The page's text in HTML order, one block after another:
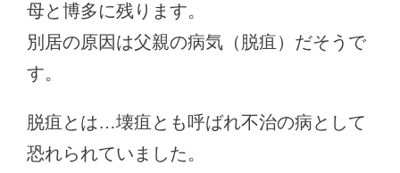
母と博多に残ります。
別居の原因は父親の病気（脱疽）だそうで
す。
脱疽とは…壊疽とも呼ばれ不治の病として
恐れられていました。